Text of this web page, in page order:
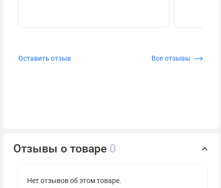
Оставить отзыв Все отзывы
Отзывы о товаре 0
Нет отзывов об этом товаре.